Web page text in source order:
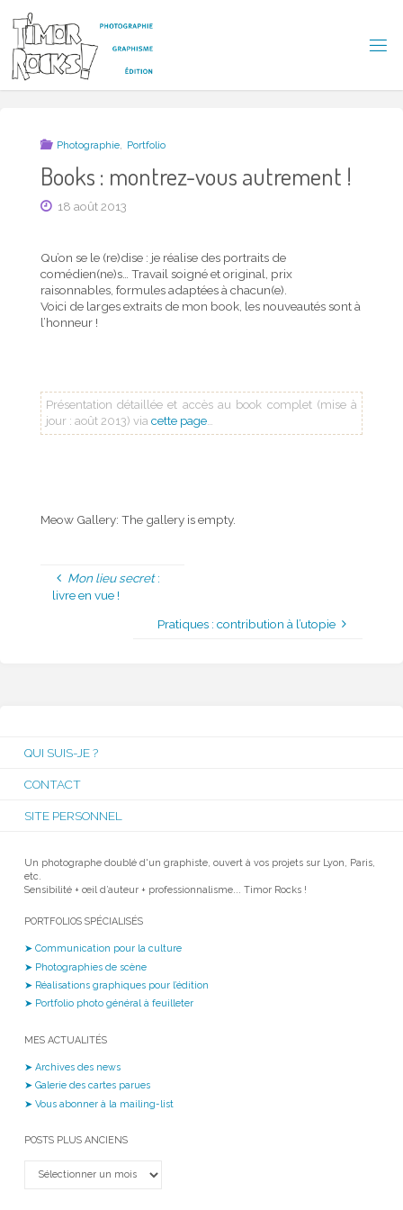
content
IM
Photographie Portfolio
Books : montrez-vous autrement !
18 août 2013
Qu’on se le (re)dise : je réalise des portraits de
comédien(ne)s… Travail soigné et original, prix
raisonnables, formules adaptées à chacun(e).
Voici de larges extraits de mon book, les nouveautés sont à
l’honneur !
Présentation détaillée et accès au book complet (mise à
jour : août 2013) via cette page…
Meow Gallery: The gallery is empty.
Mon lieu secret:
livre en vue !
Pratiques : contribution à l’utopie
QUI SUIS-JE ?
CONTACT
SITE PERSONNEL
Un photographe doublé d'un graphiste, ouvert à vos projets sur Lyon, Paris,
etc.
Sensibilité + œil d’auteur + professionnalisme... Timor Rocks !
PORTFOLIOS SPÉCIALISÉS
➤ Communication pour la culture
➤ Photographies de scène
➤ Réalisations graphiques pour l’édition
➤ Portfolio photo général à feuilleter
MES ACTUALITÉS
➤ Archives des news
➤ Galerie des cartes parues
➤ Vous abonner à la mailing-list
POSTS PLUS ANCIENS
plus